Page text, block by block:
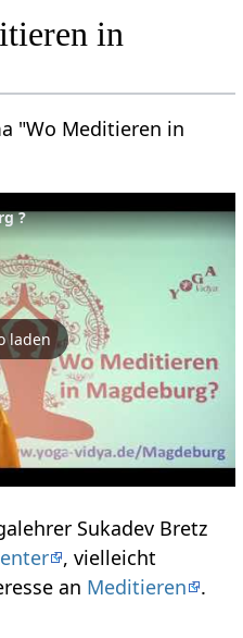
in
"Wo Meditieren in
?
laden
Sukadev Bretz
, vielleicht
an Meditieren .